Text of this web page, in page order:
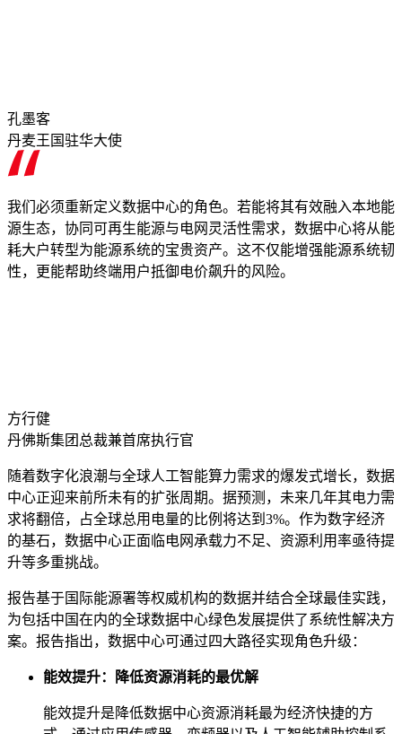
孔墨客
丹麦王国驻华大使
我们必须重新定义数据中心的角色。若能将其有效融入本地能
源生态，协同可再生能源与电网灵活性需求，数据中心将从能
耗大户转型为能源系统的宝贵资产。这不仅能增强能源系统韧
性，更能帮助终端用户抵御电价飙升的风险。
方行健
丹佛斯集团总裁兼首席执行官
随着数字化浪潮与全球人工智能算力需求的爆发式增长，数据
中心正迎来前所未有的扩张周期。据预测，未来几年其电力需
求将翻倍，占全球总用电量的比例将达到3%。作为数字经济
的基石，数据中心正面临电网承载力不足、资源利用率亟待提
升等多重挑战。
报告基于国际能源署等权威机构的数据并结合全球最佳实践，
为包括中国在内的全球数据中心绿色发展提供了系统性解决方
案。报告指出，数据中心可通过四大路径实现角色升级：
能效提升：降低资源消耗的最优解
能效提升是降低数据中心资源消耗最为经济快捷的方